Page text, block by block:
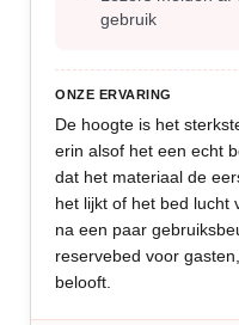
gebruik
ONZE ERVARING
De hoogte is het
erin alsof het een echt
dat het materiaal de
het lijkt of het bed lucht
na een paar
reservebed voor
belooft.